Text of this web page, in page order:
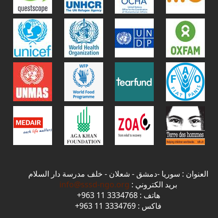
العنوان : سوريا -دمشق - شعلان - خلف مدرسة دار السلام
بريد الكتروني : info@sssd-ngo.org
هاتف : 3334768 11 963+
فاكس : 3334769 11 963+